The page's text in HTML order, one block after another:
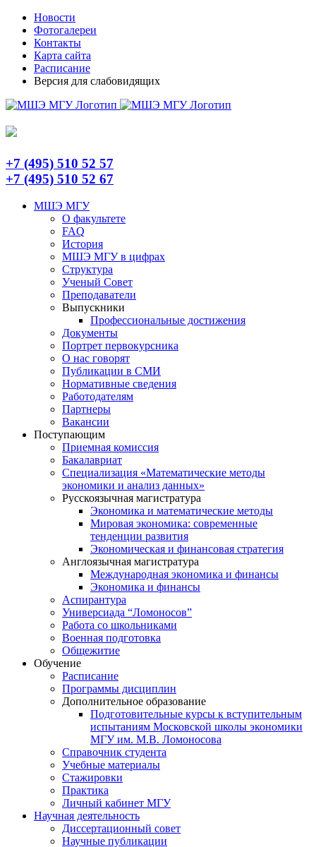
Skip
content
TelegramНовости
Фотогалереи
Контакты
Карта сайта
Расписание
Версия для слабовидящих
+7 (495) 510 52 57
+7 (495) 510 52 67
МШЭ МГУ
О факультете
FAQ
История
МШЭ МГУ в цифрах
Структура
Ученый Совет
Преподаватели
Выпускники
Профессиональные достижения
Документы
Портрет первокурсника
О нас говорят
Публикации в СМИ
Нормативные сведения
Работодателям
Партнеры
Вакансии
Поступающим
Приемная комиссия
Бакалавриат
Специализация «Математические методы
экономики и анализ данных»
Русскоязычная магистратура
Экономика и математические методы
Мировая экономика: современные
тенденции развития
Экономическая и финансовая стратегия
Англоязычная магистратура
Международная экономика и финансы
Экономика и финансы
Аспирантура
Универсиада “Ломоносов”
Работа со школьниками
Военная подготовка
Общежитие
Обучение
Расписание
Программы дисциплин
Дополнительное образование
Подготовительные курсы к вступительным
испытаниям Московской школы экономики
МГУ им. М.В. Ломоносова
Справочник студента
Учебные материалы
Стажировки
Практика
Личный кабинет МГУ
Научная деятельность
Диссертационный совет
Научные публикации